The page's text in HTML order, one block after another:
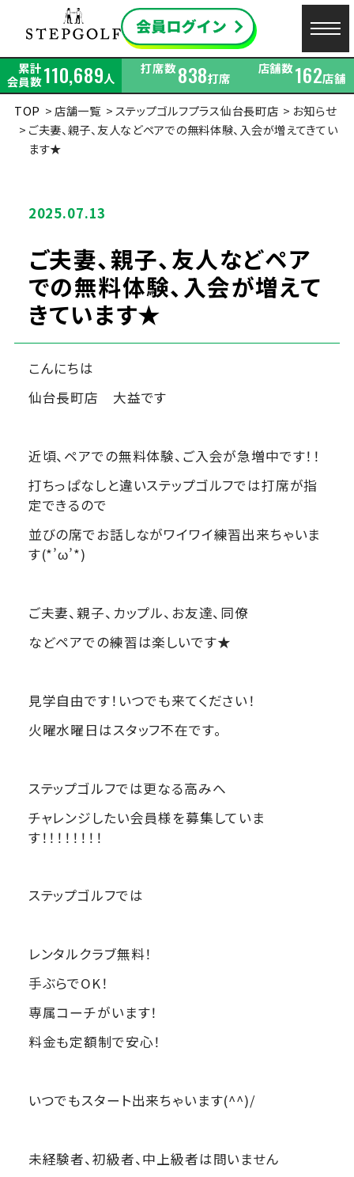
累計
会員数110,689人
打席数838打席
店舗数162店舗
TOP
店舗一覧 ステップゴルフプラス仙台長町店
お知らせ
ご夫妻、親子、友人などペアでの無料体験、入会が増えてきてい
ます★
2025.07.13
ご夫妻、親子、友人などペア
での無料体験、入会が増えて
きています★
こんにちは
仙台長町店 大益です
近頃、ペアでの無料体験、ご入会が急増中です！！
打ちっぱなしと違いステップゴルフでは打席が指
定できるので
並びの席でお話しながワイワイ練習出来ちゃいま
す(*’ω’*)
ご夫妻、親子、カップル、お友達、同僚
などペアでの練習は楽しいです★
見学自由です！いつでも来てください！
火曜水曜日はスタッフ不在です。
ステップゴルフでは更なる高みへ
チャレンジしたい会員様を募集していま
す！！！！！！！！
ステップゴルフでは
レンタルクラブ無料！
手ぶらでOK！
専属コーチがいます！
料金も定額制で安心！
いつでもスタート出来ちゃいます(^^)/
未経験者、初級者、中上級者は問いません